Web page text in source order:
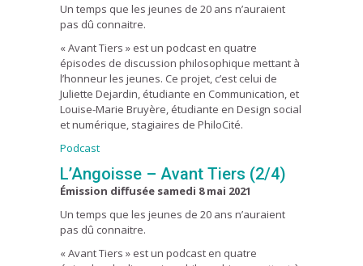
Un temps que les jeunes de 20 ans n’auraient
pas dû connaitre.
« Avant Tiers » est un podcast en quatre
épisodes de discussion philosophique mettant à
l’honneur les jeunes. Ce projet, c’est celui de
Juliette Dejardin, étudiante en Communication, et
Louise-Marie Bruyère, étudiante en Design social
et numérique, stagiaires de PhiloCité.
Podcast
L’Angoisse – Avant Tiers (2/4)
Émission diffusée samedi 8 mai 2021
Un temps que les jeunes de 20 ans n’auraient
pas dû connaitre.
« Avant Tiers » est un podcast en quatre